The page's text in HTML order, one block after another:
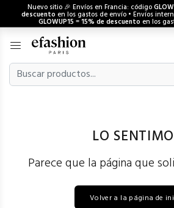
Nuevo sitio 🎉 Envíos en Francia: código
descuento en los gastos de envío • Envíos
GLOWUP15 =15% de descuento en los
LO
Parece que la página que
Volver a la página de